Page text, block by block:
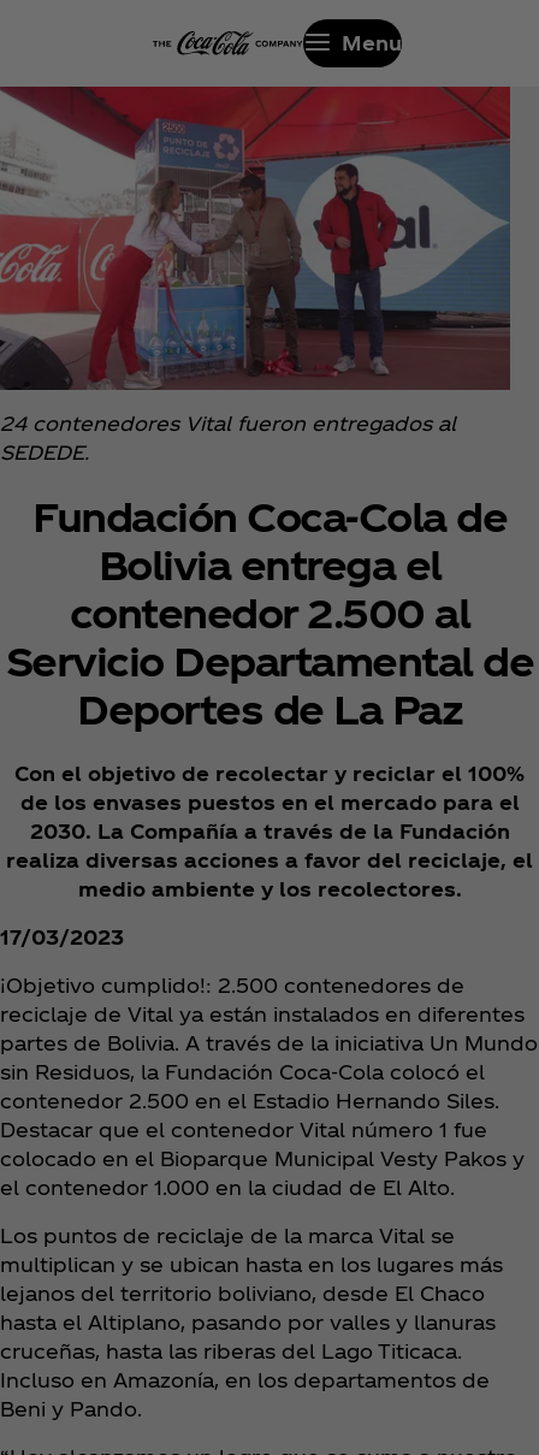
Menu
24 contenedores Vital fueron entregados al
SEDEDE.
Fundación Coca‑Cola de
Bolivia entrega el
contenedor 2.500 al
Servicio Departamental de
Deportes de La Paz
Con el objetivo de recolectar y reciclar el 100%
de los envases puestos en el mercado para el
2030. La Compañía a través de la Fundación
realiza diversas acciones a favor del reciclaje, el
medio ambiente y los recolectores.
17/03/2023
¡Objetivo cumplido!: 2.500 contenedores de
reciclaje de Vital ya están instalados en diferentes
partes de Bolivia. A través de la iniciativa Un Mundo
sin Residuos, la Fundación Coca‑Cola colocó el
contenedor 2.500 en el Estadio Hernando Siles.
Destacar que el contenedor Vital número 1 fue
colocado en el Bioparque Municipal Vesty Pakos y
el contenedor 1.000 en la ciudad de El Alto.
Los puntos de reciclaje de la marca Vital se
multiplican y se ubican hasta en los lugares más
lejanos del territorio boliviano, desde El Chaco
hasta el Altiplano, pasando por valles y llanuras
cruceñas, hasta las riberas del Lago Titicaca.
Incluso en Amazonía, en los departamentos de
Beni y Pando.